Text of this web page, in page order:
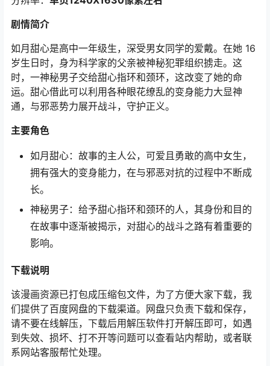
剧情简介
如月甜心是高中一年级生，深受男女同学的爱戴。在她 16
岁生日时，身为科学家的父亲被神秘犯罪组织掳走。这
时，一神秘男子交给甜心指环和颈环，这改变了她的命
运。甜心借此可以利用各种眼花缭乱的变身能力大显神
通，与邪恶势力展开战斗，守护正义。
主要角色
如月甜心：故事的主人公，可爱且勇敢的高中女生，
拥有强大的变身能力，在与邪恶对抗的过程中不断成
长。
神秘男子：给予甜心指环和颈环的人，其身份和目的
在故事中逐渐被揭示，对甜心的战斗之路有着重要的
影响。
下载说明
该漫画资源已打包成压缩包文件，为了方便大家下载，我
们提供了百度网盘的下载渠道。网盘只负责下载和保存，
请不要在线解压，下载后用解压软件打开解压即可，如遇
到失效、损坏、打不开等问题可以查看站内帮助，或者联
系网站客服帮忙处理。